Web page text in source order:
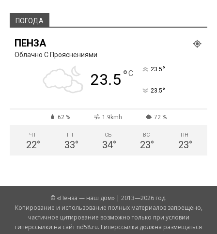
ПОГОДА
ПЕНЗА
Облачно С Прояснениями
23.5°C 23.5°
23.5°
62 % 1.9kmh 72 %
ЧТ
22°
ПТ
33°
СБ
34°
ВС
23°
ПН
23°
© «Пенза — наш дом» | 2013—2026 год.
Копирование и использование полных материалов запрещено,
частичное цитирование возможно только при условии
гиперссылки на сайт nd58.ru. Гиперссылка должна размещаться